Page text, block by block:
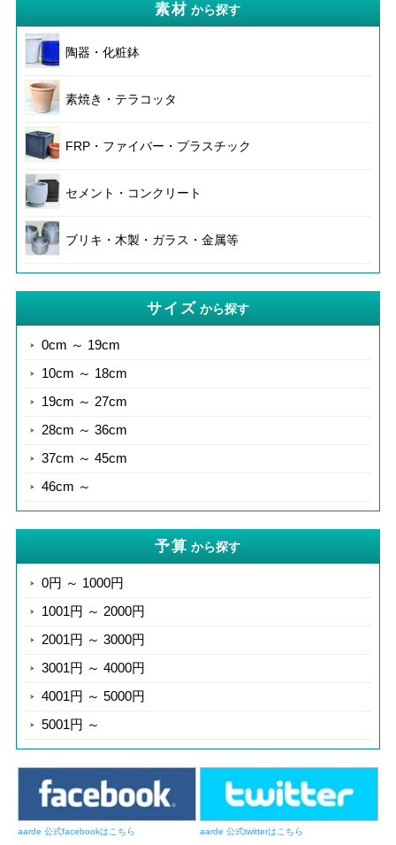
素材 から探す
陶器・化粧鉢
素焼き・テラコッタ
FRP・ファイバー・プラスチック
セメント・コンクリート
ブリキ・木製・ガラス・金属等
サイズ から探す
0cm ～ 19cm
10cm ～ 18cm
19cm ～ 27cm
28cm ～ 36cm
37cm ～ 45cm
46cm ～
予算 から探す
0円 ～ 1000円
1001円 ～ 2000円
2001円 ～ 3000円
3001円 ～ 4000円
4001円 ～ 5000円
5001円 ～
aarde 公式facebookはこちら aarde 公式twitterはこちら